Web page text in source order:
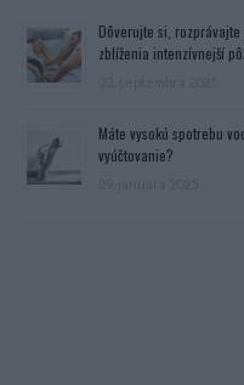
Dôverujte si,
zblíženia intenzívnejší
Máte vysokú spotrebu
vyúčtovanie?